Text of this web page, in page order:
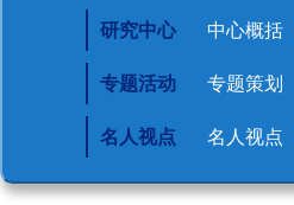
研究中心 中心概括
专题活动 专题策划
名人视点 名人视点